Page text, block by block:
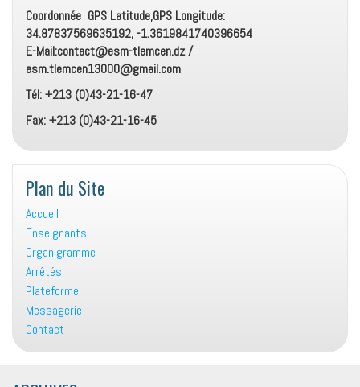
Coordonnée GPS Latitude,GPS Longitude:
34.87837569635192, -1.3619841740396654
E-Mail:contact@esm-tlemcen.dz /
esm.tlemcen13000@gmail.com
Tél: +213 (0)43-21-16-47
Fax: +213 (0)43-21-16-45
Plan du Site
Accueil
Enseignants
Organigramme
Arrêtés
Plateforme
Messagerie
Contact